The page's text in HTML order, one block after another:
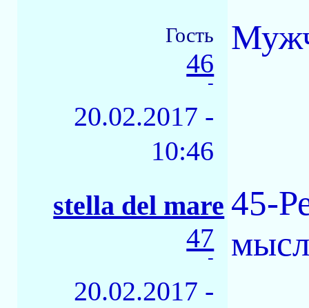
Гость
46
-
20.02.2017 -
10:46
stella del mare
47
-
20.02.2017 -
45-